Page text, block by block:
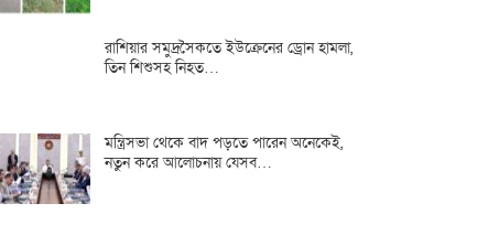
রাশিয়ার সমুদ্রসৈকতে ইউক্রেনের ড্রোন হামলা,
তিন শিশুসহ নিহত…
মন্ত্রিসভা থেকে বাদ পড়তে পারেন অনেকেই,
নতুন করে আলোচনায় যেসব…